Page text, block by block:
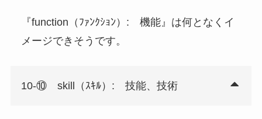
『function（ﾌｧﾝｸｼｮﾝ）: 機能』は何となくイ
メージできそうです。
10-⑩ skill（ｽｷﾙ）: 技能、技術